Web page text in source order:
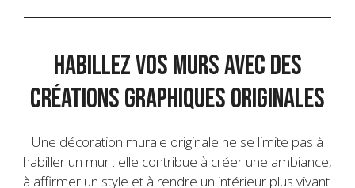
Habillez vos murs avec des
créations graphiques originales
Une décoration murale originale ne se limite pas à
habiller un mur : elle contribue à créer une ambiance,
à affirmer un style et à rendre un intérieur plus vivant.